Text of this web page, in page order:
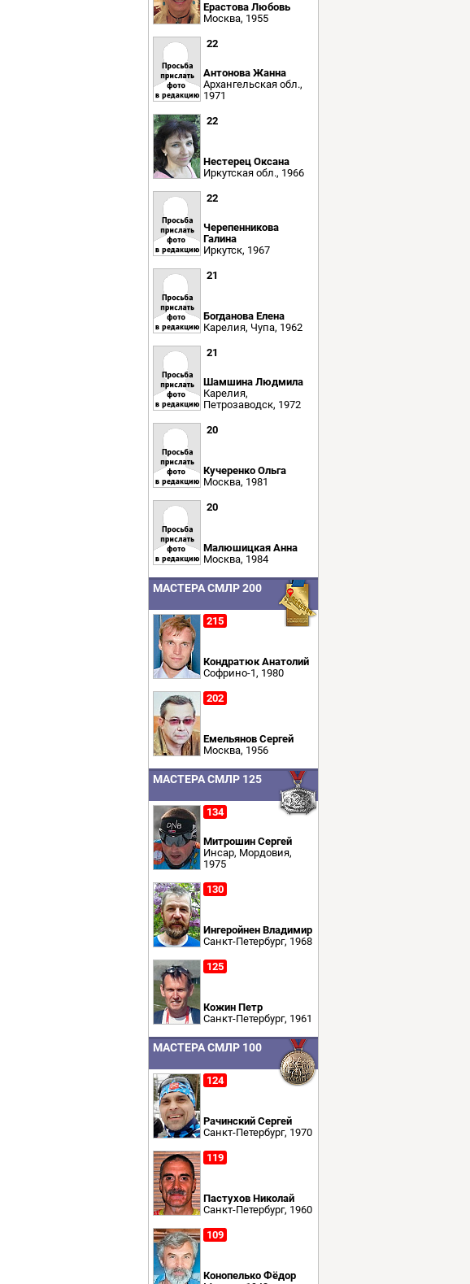
Ерастова Любовь
Москва, 1955
22
Антонова Жанна
Архангельская обл.,
1971
22
Нестерец Оксана
Иркутская обл., 1966
22
Черепенникова
Галина
Иркутск, 1967
21
Богданова Елена
Карелия, Чупа, 1962
21
Шамшина Людмила
Карелия,
Петрозаводск, 1972
20
Кучеренко Ольга
Москва, 1981
20
Малюшицкая Анна
Москва, 1984
МАСТЕРА СМЛР 200
215
Кондратюк Анатолий
Софрино-1, 1980
202
Емельянов Сергей
Москва, 1956
МАСТЕРА СМЛР 125
134
Митрошин Сергей
Инсар, Мордовия,
1975
130
Ингеройнен Владимир
Санкт-Петербург, 1968
125
Кожин Петр
Санкт-Петербург, 1961
МАСТЕРА СМЛР 100
124
Рачинский Сергей
Санкт-Петербург, 1970
119
Пастухов Николай
Санкт-Петербург, 1960
109
Конопелько Фёдор